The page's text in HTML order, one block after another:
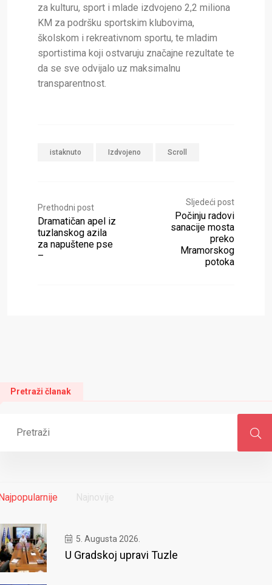
za kulturu, sport i mlade izdvojeno 2,2 miliona
KM za podršku sportskim klubovima,
školskom i rekreativnom sportu, te mladim
sportistima koji ostvaruju značajne rezultate te
da se sve odvijalo uz maksimalnu
transparentnost.
istaknuto Izdvojeno Scroll
Prethodni post
Dramatičan apel iz
tuzlanskog azila
za napuštene pse
–
Sljedeći post
Počinju radovi
sanacije mosta
preko
Mramorskog
potoka
Pretraži članak
Najnovije
5. Augusta 2026.
U Gradskoj upravi Tuzle